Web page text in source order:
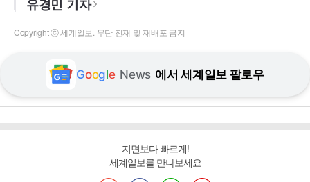
유경민 기자
Copyright ⓒ 세계일보. 무단 전재 및 재배포 금지
Google News 에서 세계일보 팔로우
지면보다 빠르게!
세계일보를 만나보세요